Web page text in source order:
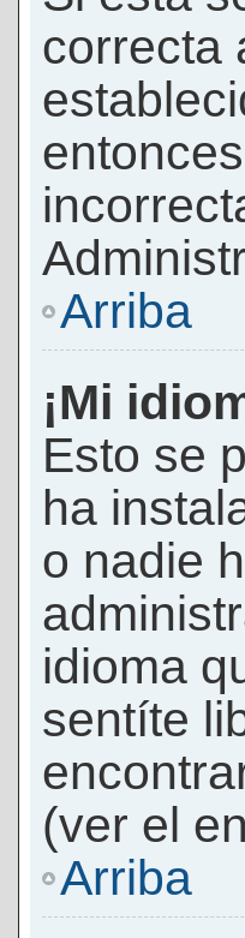
correcta
Arriba
¡Mi
Esto se
ha
o nadie
idioma
sentíte
(ver el
Arriba